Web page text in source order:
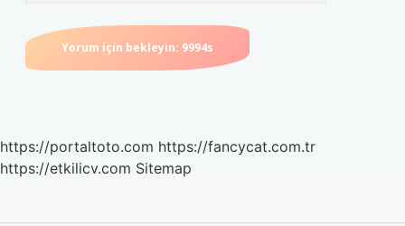
https://portaltoto.com https://fancycat.com.tr
https://etkilicv.com Sitemap